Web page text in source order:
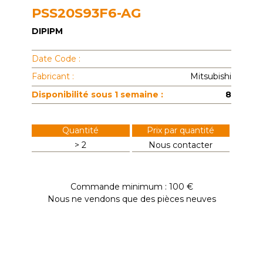
PSS20S93F6-AG
DIPIPM
Date Code :
Fabricant :
Mitsubishi
Disponibilité sous 1 semaine :
8
Quantité
Prix par quantité
> 2
Nous contacter
Commande minimum : 100 €
Nous ne vendons que des pièces neuves